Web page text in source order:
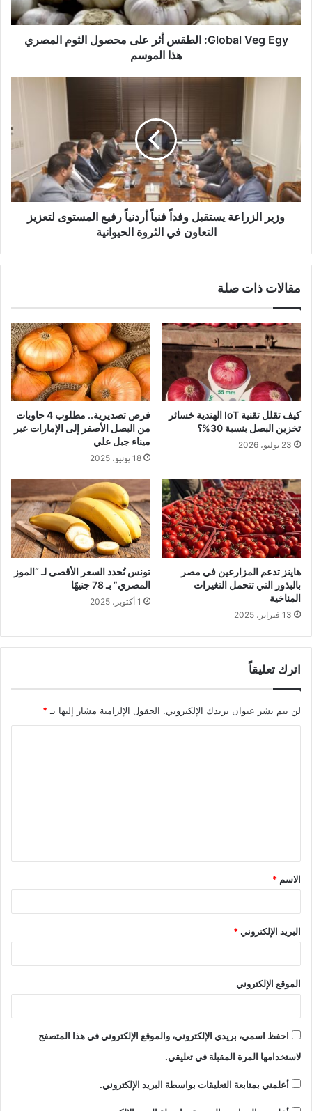
Global Veg Egy: الطقس أثر على محصول الثوم المصري
هذا الموسم
وزير الزراعة يستقبل وفداً فنياً أردنياً رفيع المستوى لتعزيز
التعاون في الثروة الحيوانية
مقالات ذات صلة
كيف تقلل تقنية IoT الهندية خسائر
تخزين البصل بنسبة 30%؟
23 يوليو، 2026
فرص تصديرية.. مطلوب 4 حاويات
من البصل الأصفر إلى الإمارات عبر
ميناء جبل علي
18 يونيو، 2025
هاينز تدعم المزارعين في مصر
بالبذور التي تتحمل التغيرات
المناخية
13 فبراير، 2025
تونس تُحدد السعر الأقصى لـ “الموز
المصري” بـ 78 جنيهًا
1 أكتوبر، 2025
اترك تعليقاً
لن يتم نشر عنوان بريدك الإلكتروني. الحقول الإلزامية مشار إليها بـ *
ق
*
الاسم *
البريد الإلكتروني*
الموقع الإلكتروني
احفظ اسمي، بريدي الإلكتروني، والموقع الإلكتروني في هذا المتصفح
لاستخدامها المرة المقبلة في تعليقي.
أعلمني بمتابعة التعليقات بواسطة البريد الإلكتروني.